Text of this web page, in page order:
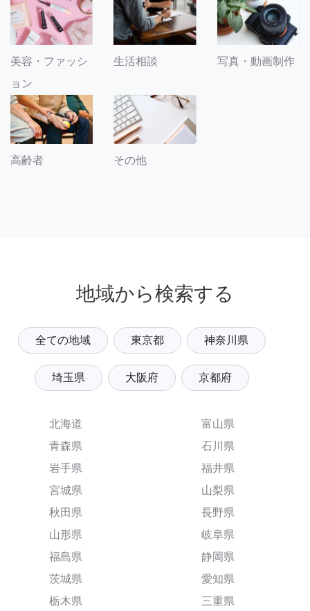
美容・ファッシ
ョン
生活相談 写真・動画制作
高齢者 その他
地域から検索する
全ての地域 東京都 神奈川県
埼玉県 大阪府 京都府
北海道
青森県
岩手県
宮城県
秋田県
山形県
福島県
茨城県
栃木県
富山県
石川県
福井県
山梨県
長野県
岐阜県
静岡県
愛知県
三重県